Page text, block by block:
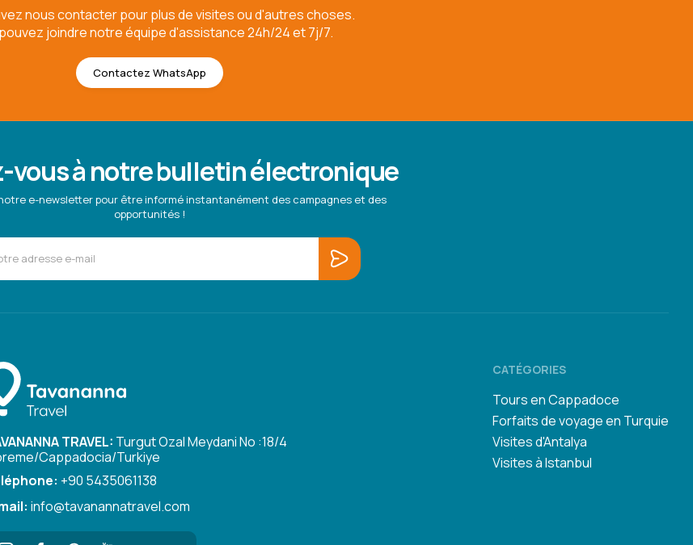
nous contacter pour plus de visites ou d'autres choses.
joindre notre équipe d'assistance 24h/24 et 7j/7.
Contactez WhatsApp
vous à notre bulletin électronique
e-newsletter pour être informé instantanément des campagnes et des
opportunités !
TRAVEL: Turgut Ozal Meydani No :18/4
Cappadocia/Turkiye
+90 5435061138
info@tavanannatravel.com
CATÉGORIES
Tours en Cappadoce
Forfaits de voyage en Turquie
Visites d'Antalya
Visites à Istanbul